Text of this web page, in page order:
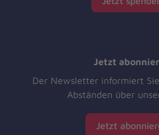
Jetzt
Der Newsletter informiert
Abständen über
Jetzt